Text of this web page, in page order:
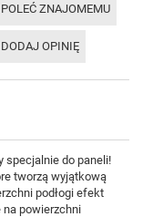
POLEĆ ZNAJOMEMU
DODAJ OPINIĘ
specjalnie do paneli!
tworzą wyjątkową
podłogi efekt
na powierzchni